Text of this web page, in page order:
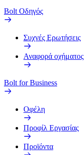
Bolt Οδηγός
Συχνές Ερωτήσεις
Αναφορά οχήματος
Bolt for Business
Οφέλη
Προφίλ Εργασίας
Προϊόντα